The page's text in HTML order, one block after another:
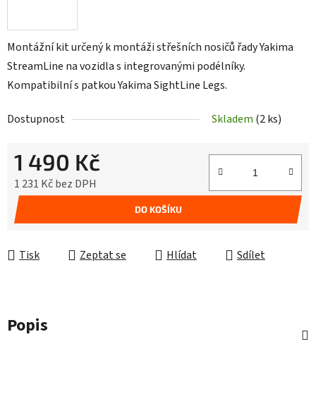
Montážní kit určený k montáži střešních nosičů řady Yakima
StreamLine na vozidla s integrovanými podélníky.
Kompatibilní s patkou Yakima SightLine Legs.
Dostupnost Skladem (2 ks)
1 490 Kč
1 231 Kč bez DPH
Měrná cena:
DO KOŠÍKU
Tisk Zeptat se Hlídat Sdílet
Popis